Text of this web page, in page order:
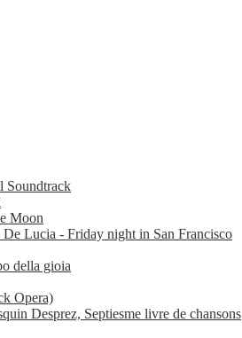
Soundtrack
Moon
Lucia - Friday night in San Francisco
della gioia
Opera)
Desprez, Septiesme livre de chansons